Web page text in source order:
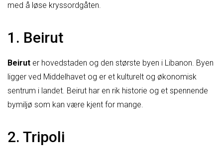
med å løse kryssordgåten.
1. Beirut
Beirut er hovedstaden og den største byen i Libanon. Byen
ligger ved Middelhavet og er et kulturelt og økonomisk
sentrum i landet. Beirut har en rik historie og et spennende
bymiljø som kan være kjent for mange.
2. Tripoli